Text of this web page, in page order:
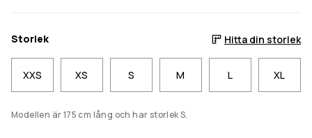
Storlek Hitta din storlek
XXS XS S M L XL
Modellen är 175 cm lång och har storlek S.